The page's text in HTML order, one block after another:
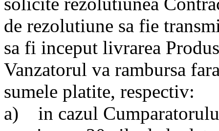
de rezolutiune sa fie
sa fi inceput livrarea
Vanzatorul va rambursa
sumele platite, respectiv:
a) in cazul